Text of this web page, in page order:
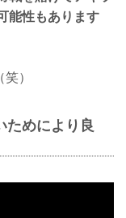
能性もあります
）
ためにより良